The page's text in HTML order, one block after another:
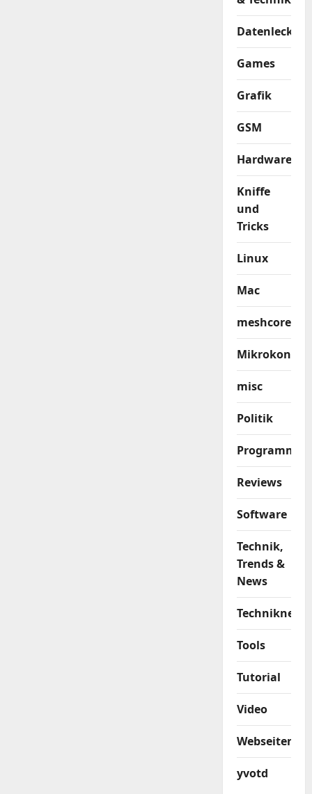
Datenleck
Games
Grafik
GSM
Hardware
Kniffe
und
Tricks
Linux
Mac
meshcore
misc
Politik
Reviews
Software
Technik,
Trends &
News
Techniknews
Tools
Tutorial
Video
Webseiten
yvotd